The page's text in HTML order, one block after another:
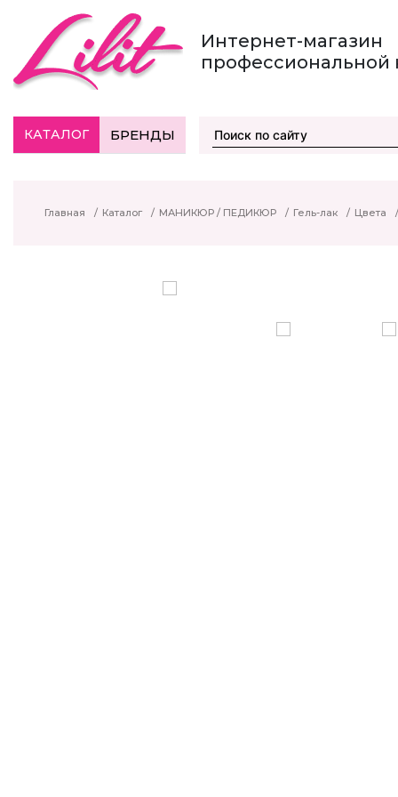
Интернет-магазин
профессиональной
КАТАЛОГ БРЕНДЫ
Главная / Каталог / МАНИКЮР / ПЕДИКЮР / Гель-лак / Цвета /